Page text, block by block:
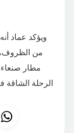
ويؤكد عماد
من الظروف،
مطار
الرحلة الشاقة